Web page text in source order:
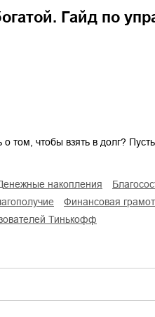
Гайд по
том, чтобы взять в долг?
денежные накопления
финансовая
Тинькофф